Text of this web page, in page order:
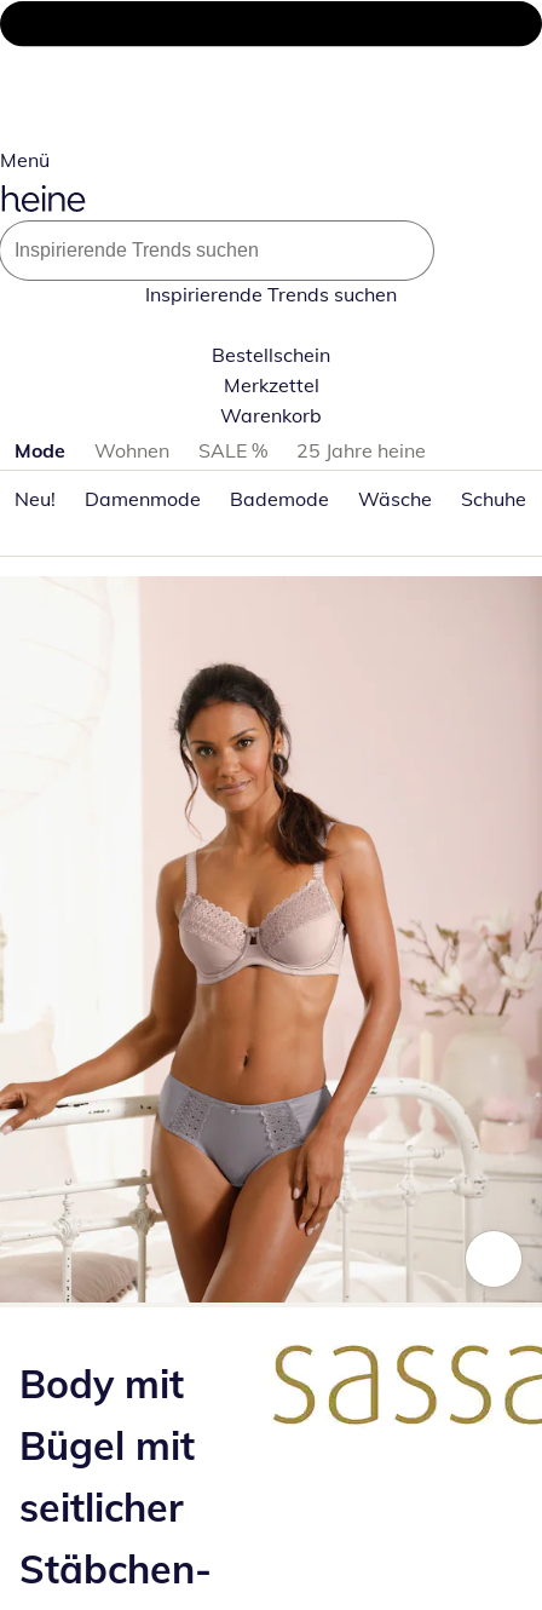
Menü
Inspirierende Trends suchen
Bestellschein
Merkzettel
Warenkorb
Produktkategorien überspringen
Mode Wohnen SALE %
25 Jahre heine
Neu!
Damenmode Bademode Wäsche Schuhe
Body mit
Bügel mit
seitlicher
Stäbchen-